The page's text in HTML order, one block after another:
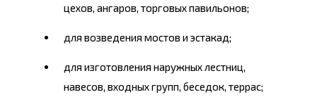
цехов, ангаров, торговых павильонов;
для возведения мостов и эстакад;
для изготовления наружных лестниц,
навесов, входных групп, беседок, террас;